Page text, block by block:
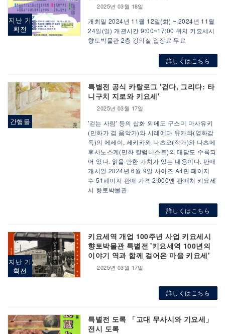
지난 기
획전
2025년 03월 18일
개최일 2024년 11월 12일(화) ~ 2024년 11월
24일(일) 개관시간 9:00~17:00 위치 키요세시
향토박물관 2층 강의실 입장료 무료
詳しくはこちら
간행물
특별전 공식 카탈로그 '걷다, 그리다: 타
니구치 지로와 키요세'
2025년 03월 17일
'걷는 사람' 등의 삽화 외에도 구스미 마사유키
(만화가 겸 음악가)와 시레에다 유카와(영화감
독)의 에세이, 세키카와 나츠오(작가)와 나츠메
후사노스케(만화 칼럼니스트)의 대담도 수록되
어 있다. 읽을 만한 가치가 있는 내용이다. 판매
개시일 2024년 6월 9일 사이즈 A4판 페이지
수 51페이지 판매 가격 2,000엔 판매처 키요세
시 향토박물관
詳しくはこちら
지난 기
획전
키요세역 개업 100주년 사업 키요세시
향토박물관 특별전 '키요세역 100년의
이야기 역과 함께 걸어온 마을 키요세'
2025년 03월 17일
詳しくはこちら
특별전 도록 「고대 무사시와 기요세」
전시 도록